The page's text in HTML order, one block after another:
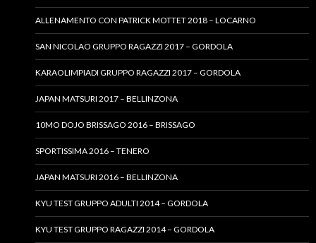
ALLENAMENTO CON PATRICK MOTTET 2018 – LOCARNO
SAN NICOLAO GRUPPO RAGAZZI 2017 – GORDOLA
KARAOLIMPIADI GRUPPO RAGAZZI 2017 – GORDOLA
JAPAN MATSURI 2017 – BELLINZONA
10MO DOJO BRISSAGO 2016 – BRISSAGO
SPORTISSIMA 2016 – TENERO
JAPAN MATSURI 2016 – BELLINZONA
KYU TEST GRUPPO ADULTI 2014 – GORDOLA
KYU TEST GRUPPO RAGAZZI 2014 – GORDOLA